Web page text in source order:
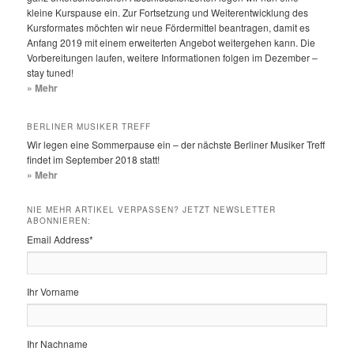
kleine Kurspause ein. Zur Fortsetzung und Weiterentwicklung des
Kursformates möchten wir neue Fördermittel beantragen, damit es
Anfang 2019 mit einem erweiterten Angebot weitergehen kann. Die
Vorbereitungen laufen, weitere Informationen folgen im Dezember –
stay tuned!
» Mehr
BERLINER MUSIKER TREFF
Wir legen eine Sommerpause ein – der nächste Berliner Musiker Treff
findet im September 2018 statt!
» Mehr
NIE MEHR ARTIKEL VERPASSEN? JETZT NEWSLETTER
ABONNIEREN:
Email Address*
Ihr Vorname
Ihr Nachname